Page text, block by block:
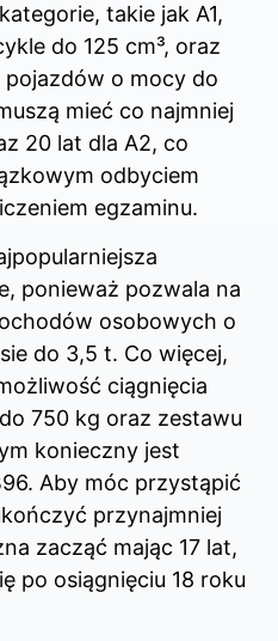
takie jak A1,
do 125 cm³, oraz
o mocy do
mieć co najmniej
20 lat dla A2, co
odbyciem
egzaminu.
ponieważ pozwala na
osobowych o
do 3,5 t. Co więcej,
ciągnięcia
750 kg oraz zestawu
konieczny jest
Aby móc przystąpić
przynajmniej
zacząć mając 17 lat,
po osiągnięciu 18 roku